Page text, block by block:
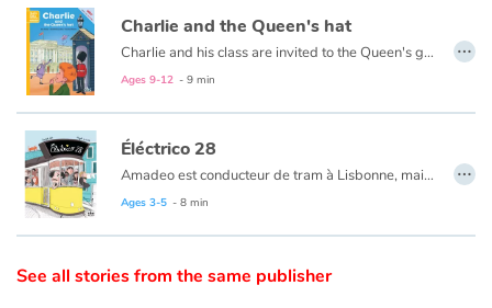
Help
Home
Family
Schools
Libraries
Videos & Tutorials
Charlie and the Queen's hat
Charlie and his class are invited to the Queen's garden party. Everyone dresses up and a bus takes them to Buckingham Palace. The Queen nally arrives, but the wind blows her hat away! A crazy search begins...
Ages 9-12 - 9 min
…
Éléctrico 28
Amadeo est conducteur de tram à Lisbonne, mais pas un conducteur de tram comme les autres. Dans son Éléctrico 28, c’est le grand bonheur : les gens tombent tous amoureux grâce à sa panoplie de manœuvres habiles et amusantes. Tous ? Sauf Amadeo lui-même, qui a pourtant un cœur grand comme ça… Au bout de sa course, le conducteur de ce tramway emblématique de la capitale portugaise trouvera-t-il sa dulcinée ?
Ages 3-5 - 8 min
…
See all stories from the same publisher